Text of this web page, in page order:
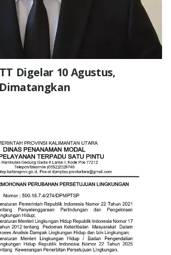
Digelar 10 Agustus,